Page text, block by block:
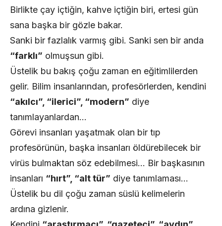
Birlikte çay içtiğin, kahve içtiğin biri, ertesi gün
sana başka bir gözle bakar.
Sanki bir fazlalık varmış gibi. Sanki sen bir anda
“farklı” olmuşsun gibi.
Üstelik bu bakış çoğu zaman en eğitimlilerden
gelir. Bilim insanlarından, profesörlerden, kendini
“akılcı”, “ilerici”, “modern” diye
tanımlayanlardan…
Görevi insanları yaşatmak olan bir tıp
profesörünün, başka insanları öldürebilecek bir
virüs bulmaktan söz edebilmesi… Bir başkasının
insanları “hırt”, “alt tür” diye tanımlaması…
Üstelik bu dil çoğu zaman süslü kelimelerin
ardına gizlenir.